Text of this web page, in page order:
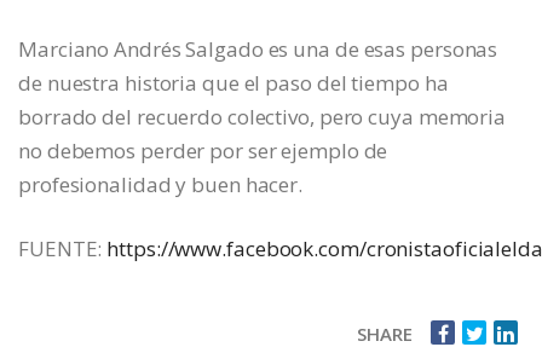
Marciano Andrés Salgado es una de esas personas
de nuestra historia que el paso del tiempo ha
borrado del recuerdo colectivo, pero cuya memoria
no debemos perder por ser ejemplo de
profesionalidad y buen hacer.
FUENTE: https://www.facebook.com/cronistaoficialelda
SHARE